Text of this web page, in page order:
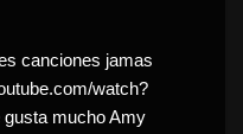
canciones jamas
watch?
mucho Amy